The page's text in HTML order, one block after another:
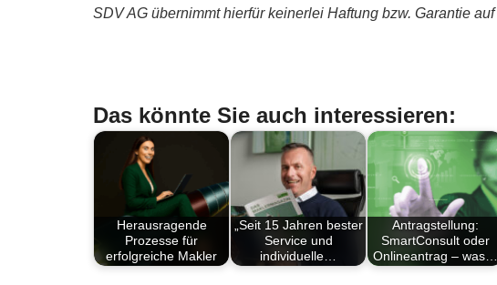
SDV AG übernimmt hierfür keinerlei Haftung bzw. Garantie
Das könnte Sie auch interessieren:
Herausragende
Prozesse für
erfolgreiche Makler
„Seit 15 Jahren bester
Service und
individuelle…
Antragstellung:
SmartConsult oder
Onlineantrag – was…